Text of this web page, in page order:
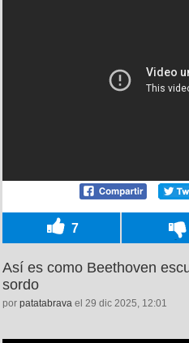
7
Así es como Beethoven
sordo
por patatabrava el 29 dic 2025, 12:01